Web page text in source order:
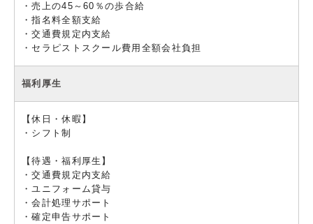
・売上の45～60％の歩合給
・指名料全額支給
・交通費規定内支給
・セラピストスクール費用全額会社負担
福利厚生
【休日・休暇】
・シフト制
【待遇・福利厚生】
・交通費規定内支給
・ユニフォーム貸与
・会計処理サポート
・確定申告サポート